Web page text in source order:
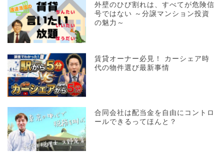
外壁のひび割れは、すべてが危険信
号ではない ～分譲マンション投資
の魅力～
賃貸オーナー必見！ カーシェア時
代の物件選び最新事情
合同会社は配当金を自由にコントロ
ールできるってほんと？